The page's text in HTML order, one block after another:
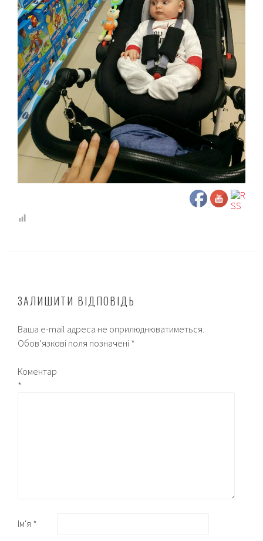
ЗАЛИШИТИ ВІДПОВІДЬ
Ваша e-mail адреса не оприлюднюватиметься.
Обов’язкові поля позначені *
Коментар
*
Ім'я *